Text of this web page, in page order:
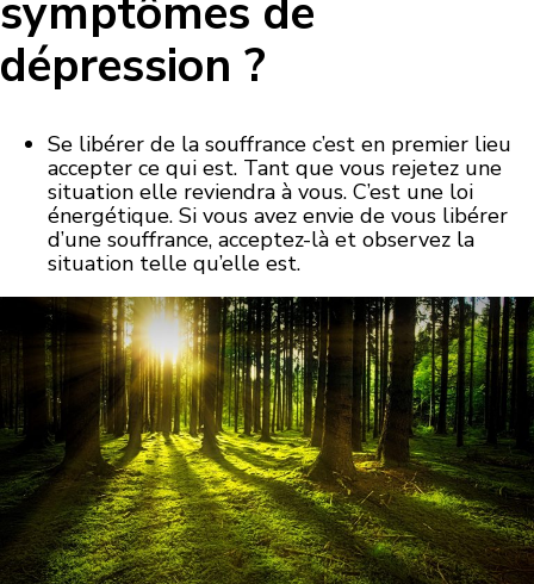
symptômes de
dépression ?
Se libérer de la souffrance c’est en premier lieu
accepter ce qui est. Tant que vous rejetez une
situation elle reviendra à vous. C’est une loi
énergétique. Si vous avez envie de vous libérer
d’une souffrance, acceptez-là et observez la
situation telle qu’elle est.